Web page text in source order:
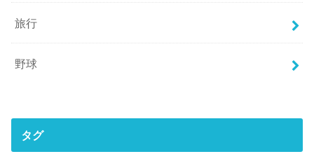
旅行
野球
タグ